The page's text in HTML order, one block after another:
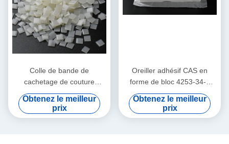
Colle de bande de
cachetage de couture
d'habillement de costume de
protection d'EVA Medical
thermofusible Adhesive
Obtenez le meilleur
prix
Oreiller adhésif CAS en
forme de bloc 4253-34-3
d'oxyde de zinc de TPR
blanc
Obtenez le meilleur
prix